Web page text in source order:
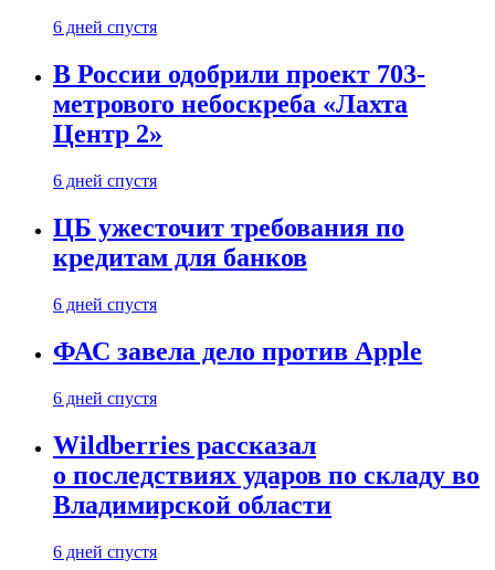
6 дней спустя
В России одобрили проект 703-
метрового небоскреба «Лахта
Центр 2»
6 дней спустя
ЦБ ужесточит требования по
кредитам для банков
6 дней спустя
ФАС завела дело против Apple
6 дней спустя
Wildberries рассказал
о последствиях ударов по складу во
Владимирской области
6 дней спустя